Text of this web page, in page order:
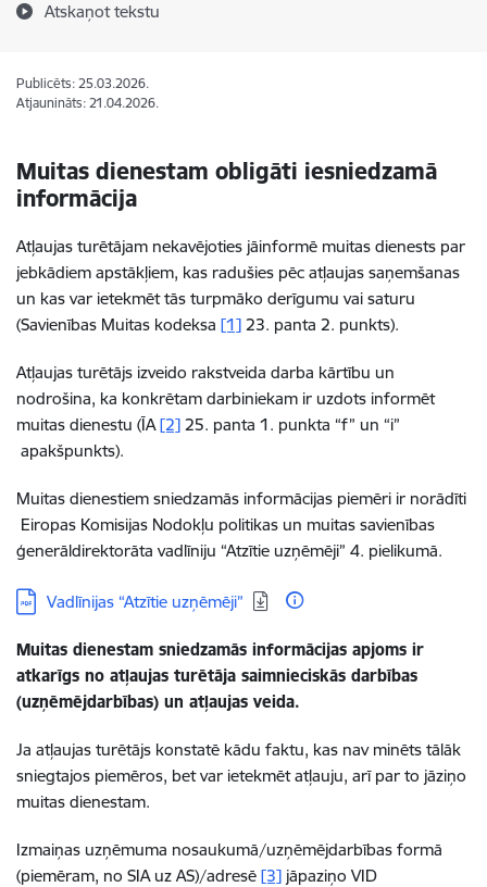
Atskaņot tekstu
Publicēts: 25.03.2026.
Atjaunināts: 21.04.2026.
Muitas dienestam obligāti iesniedzamā
informācija
Atļaujas turētājam nekavējoties jāinformē muitas dienests par
jebkādiem apstākļiem, kas radušies pēc atļaujas saņemšanas
un kas var ietekmēt tās turpmāko derīgumu vai saturu
(Savienības Muitas kodeksa [1] 23. panta 2. punkts).
Atļaujas turētājs izveido rakstveida darba kārtību un
nodrošina, ka konkrētam darbiniekam ir uzdots informēt
muitas dienestu (ĪA[2] 25. panta 1. punkta “f” un “i”
apakšpunkts).
Muitas dienestiem sniedzamās informācijas piemēri ir norādīti
Eiropas Komisijas Nodokļu politikas un muitas savienības
ģenerāldirektorāta vadlīniju “Atzītie uzņēmēji” 4. pielikumā.
Lejupielādēt:
Vadlīnijas “Atzītie uzņēmēji”
Muitas dienestam sniedzamās informācijas apjoms ir
atkarīgs no atļaujas turētāja saimnieciskās darbības
(uzņēmējdarbības) un atļaujas veida.
Ja atļaujas turētājs konstatē kādu faktu, kas nav minēts tālāk
sniegtajos piemēros, bet var ietekmēt atļauju, arī par to jāziņo
muitas dienestam.
Izmaiņas uzņēmuma nosaukumā/uzņēmējdarbības formā
(piemēram, no SIA uz AS)/adresē [3] jāpaziņo VID